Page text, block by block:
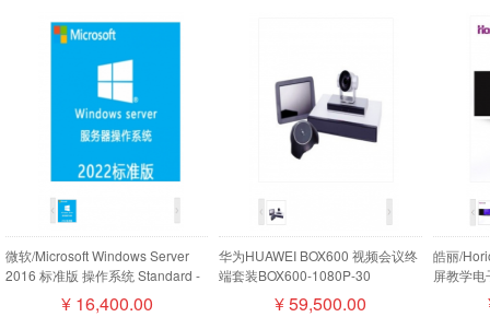
微软/Microsoft Windows Server
2016 标准版 操作系统 Standard -
16 Core License Pack
¥16,400.00
华为HUAWEI BOX600 视频会议终
端套装BOX600-1080P-30
camera200摄像机MIC500全向麦
¥59,500.00
皓丽/
屏教学